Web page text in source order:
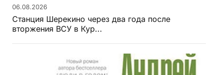
06.08.2026
Станция Шерекино через два года после
вторжения ВСУ в Кур...